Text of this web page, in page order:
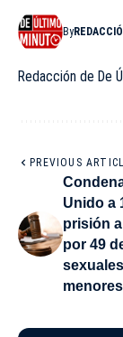
By
Redacción de De
PREVIOUS
Unido a
prisión
por 49
menores